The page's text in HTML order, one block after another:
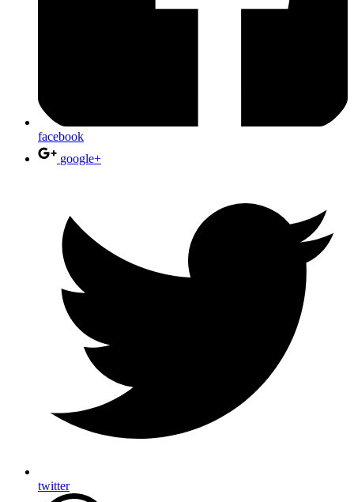
facebook
google+
twitter